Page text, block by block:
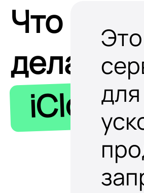
Что
делает
iClobot
Это
для